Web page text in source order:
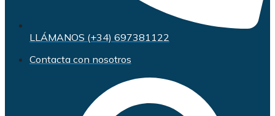
LLÁMANOS (+34) 697381122
Contacta con nosotros